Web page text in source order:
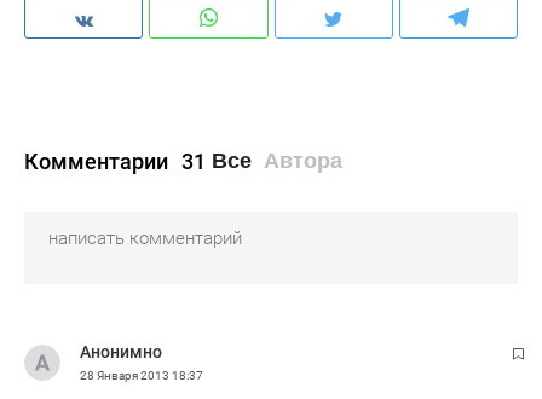
Комментарии 31 Все Автора
Анонимно
28 Января 2013 18:37